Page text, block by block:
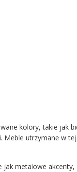
kolory, takie jak
Meble utrzymane w tej
jak metalowe akcenty,